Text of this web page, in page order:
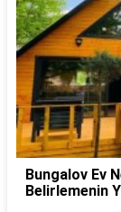
Bungalov Ev
Belirlemenin